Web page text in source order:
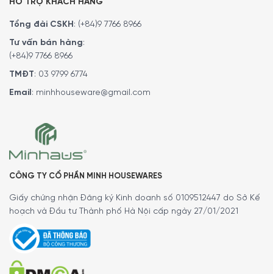
HỖ TRỢ KHÁCH HÀNG
Tổng đài CSKH : (+84)9 7766 8966
Tư vấn bán hàng:
(+84)9 7766 8966
TMĐT: 03 9799 6774
Email : minhhouseware@gmail.com
CÔNG TY CỔ PHẦN MINH HOUSEWARES
Giấy chứng nhận Đăng ký Kinh doanh số 0109512447 do Sở Kế
hoạch và Đầu tư Thành phố Hà Nội cấp ngày 27/01/2021